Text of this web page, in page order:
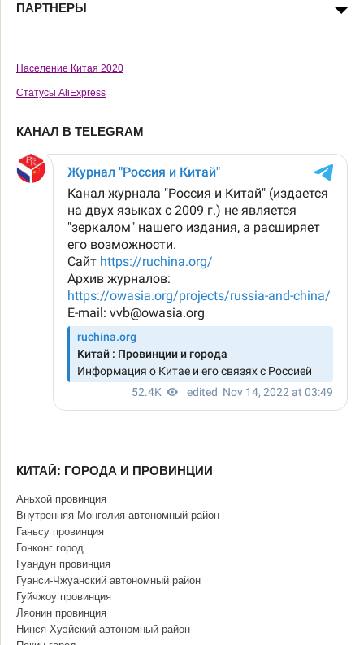
ПАРТНЕРЫ
Население Китая 2020
Статусы AliExpress
КАНАЛ В TELEGRAM
КИТАЙ: ГОРОДА И ПРОВИНЦИИ
Аньхой провинция
Внутренняя Монголия автономный район
Ганьсу провинция
Гонконг город
Гуандун провинция
Гуанси-Чжуанский автономный район
Гуйчжоу провинция
Ляонин провинция
Нинся-Хуэйский автономный район